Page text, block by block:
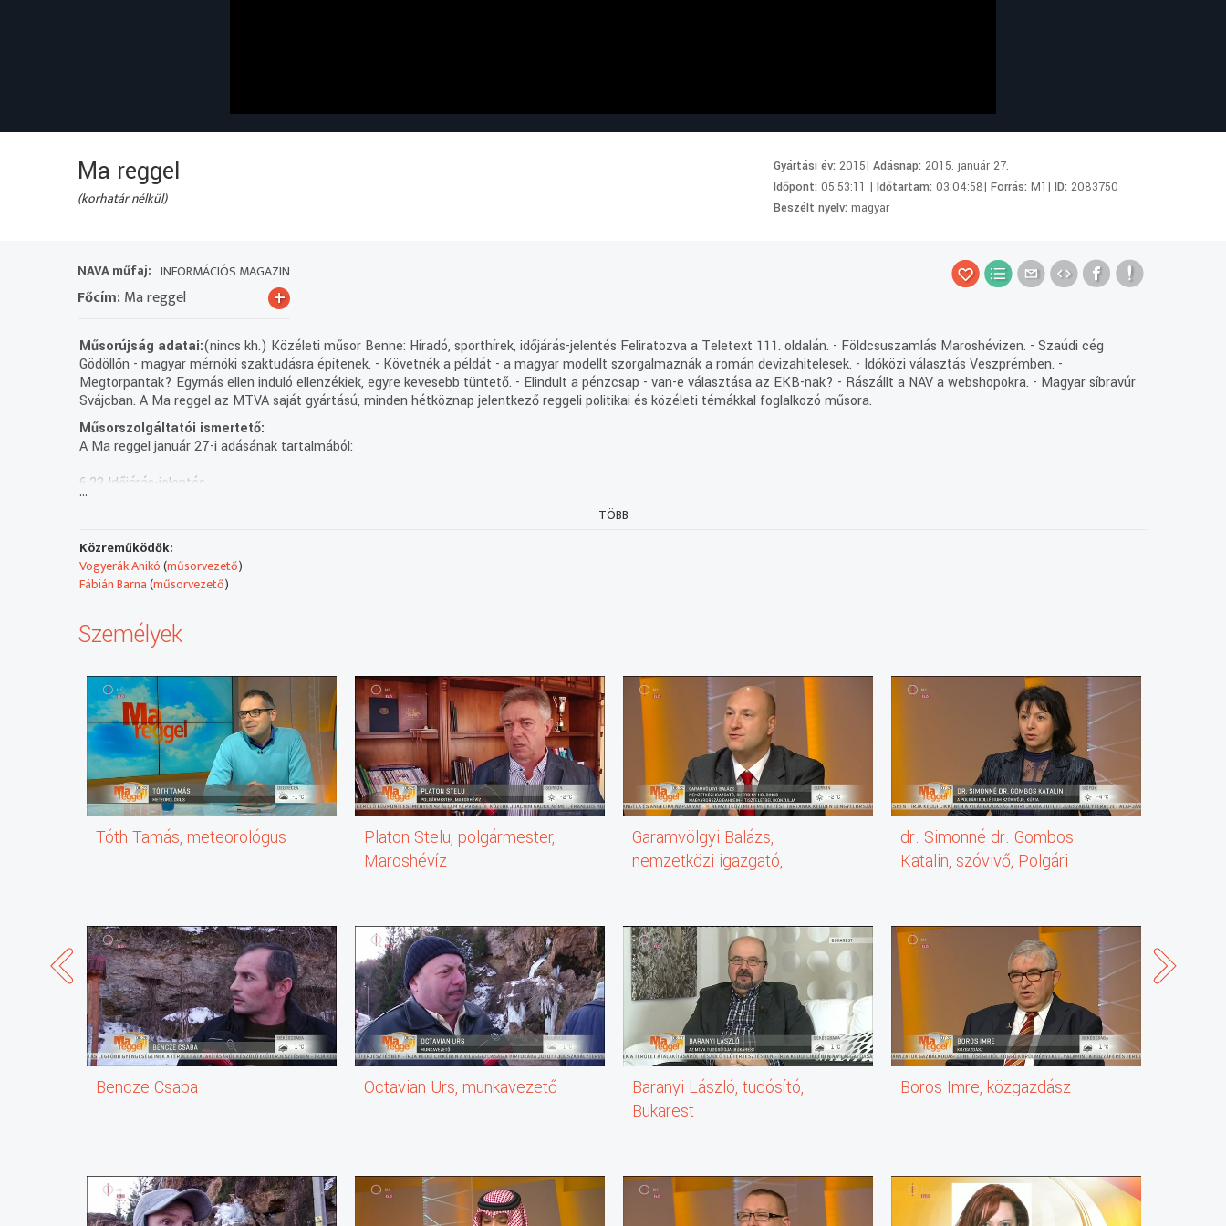
Ma reggel
(korhatár nélkül)
Gyártási év:2015|Adásnap:2015. január 27.
Időpont:05:53:11 |Időtartam:03:04:58|Forrás:M1|ID:2083750
Beszélt nyelv:magyar
NAVA műfaj: INFORMÁCIÓS MAGAZIN
Főcím:Ma reggel +
Műsorújság adatai:(nincs kh.) Közéleti műsor Benne: Híradó, sporthírek, időjárás-jelentés Feliratozva a Teletext 111. oldalán. - Földcsuszamlás Maroshévizen. - Szaúdi cég
Gödöllőn - magyar mérnöki szaktudásra építenek. - Követnék a példát - a magyar modellt szorgalmaznák a román devizahitelesek. - Időközi választás Veszprémben. -
Megtorpantak? Egymás ellen induló ellenzékiek, egyre kevesebb tüntető. - Elindult a pénzcsap - van-e választása az EKB-nak? - Rászállt a NAV a webshopokra. - Magyar síbravúr
Svájcban. A Ma reggel az MTVA saját gyártású, minden hétköznap jelentkező reggeli politikai és közéleti témákkal foglalkozó műsora.
Műsorszolgáltatói ismertető:
A Ma reggel január 27-i adásának tartalmából:
6.23 Időjárás-jelentés
6.29 Szaúdi cég Gödöllőn- magyar mérnöki szaktudásra építenek
Garamvölgyi Balázs nemzetközi igazgató, Sherbiny Holdings (Magyarország Bahrein-i tisztelebeli konzulja)
Majed Sherbiny operatív elnök, Sherbiny Holdings
6.35 Követnék a példát - a magyar modellt szorgalmaznák a román devizahitelesek
Élőben Bukarestből : Baranyi László az MTVA tudósítója, Bukarest
6.39 Időközi választás Veszprémben
Szepessy Zsolt elnök, Összefogás Párt
6.45 Megtorpantak? – egymás ellen induló ellenzékiek, egyre kevesebb tüntető
Eltérő nézőpontból hogyan lesz közös jövőkép? Nehézkesen indult a DEKA
Lánczi Tamás vezető elemző, Századvég
6.52 Időjárás-jelentés
7.17 TVU: Forintosítás- nem kell bajlódni a földhivatali eljárásokkal
7.26 Mentőbeszerzés- minden idők legnagyobb fejlesztése a Mentőszolgálatnál
Kapacitás- újraosztás az egészségügyben
Zombor Gábor egészségügyért felelős államtitkár, EMMI
7.32 Elindult a pénzcsap - van-e választása az EKB-nak?
Boros Imre közgazdász
7.38 BEJ. Pékvizsgát tesz 19 fogvatartott Szegeden
7.48 Rendkívüli állapot Kelet-Ukrajnában
KIJEVBŐL: Kovács Andrea az MTVA tudósítója jelentkezik
...
TÖBB
Közreműködők:
Vogyerák Anikó(műsorvezető)
Fábián Barna(műsorvezető)
Személyek
Tóth Tamás, meteorológus
Bencze Csaba
Platon Stelu, polgármester,
Maroshévíz
Octavian Urs, munkavezető
Garamvölgyi Balázs,
nemzetközi igazgató,
Baranyi László, tudósító,
Bukarest
dr. Simonné dr. Gombos
Katalin, szóvivő, Polgári
Boros Imre, közgazdász